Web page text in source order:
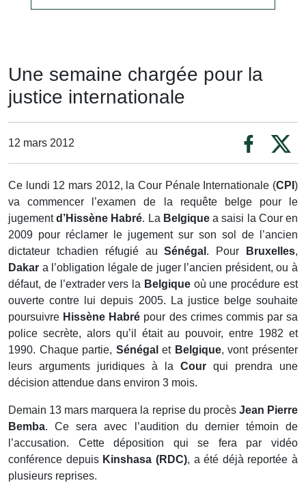
Une semaine chargée pour la
justice internationale
12 mars 2012
Ce lundi 12 mars 2012, la Cour Pénale Internationale (CPI )
va commencer l’examen de la requête belge pour le
jugementd’Hissène Habré. La Belgiquea saisi la Cour en
2009 pour réclamer le jugement sur son sol de l’ancien
dictateur tchadien réfugié auSénégal . Pour Bruxelles,
Dakar a l’obligation légale de juger l’ancien président, ou à
défaut, de l’extrader vers la Belgiqueoù une procédure est
ouverte contre lui depuis 2005. La justice belge souhaite
poursuivre Hissène Habré pour des crimes commis par sa
police secrète, alors qu’il était au pouvoir, entre 1982 et
1990. Chaque partie, Sénégal et Belgique, vont présenter
leurs arguments juridiques à la Cour qui prendra une
décision attendue dans environ 3 mois.
Demain 13 mars marquera la reprise du procès Jean Pierre
Bemba. Ce sera avec l’audition du dernier témoin de
l’accusation. Cette déposition qui se fera par vidéo
conférence depuis Kinshasa (RDC), a été déjà reportée à
plusieurs reprises.